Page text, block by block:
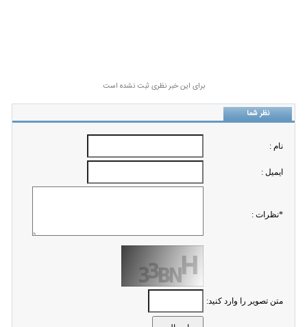
برای این خبر نظری ثبت نشده است
نظر شما
نام :
ايميل :
*نظرات :
متن تصویر را وارد کنید: